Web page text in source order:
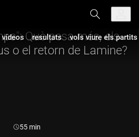
vídeos resultats vols viure els
Què pesa més, els
o el retorn de Lamine?
Durada:
55 min